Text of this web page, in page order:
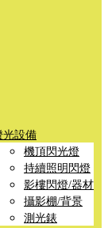
光設備
機頂閃光燈
持續照明閃燈
影樓閃燈/器材
攝影棚/背景
測光錶